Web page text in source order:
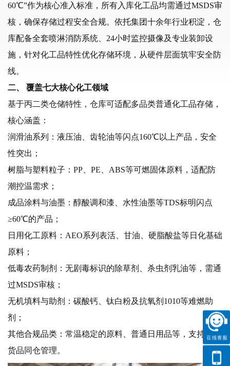
60℃”作为核心准入标准，所有入库化工品均需通过MSDS审
核，确保存储过程安全合规。依托集团十余年行业积淀，仓
库配备全套喷淋消防系统、24小时监控摄像及专业装卸设
施，针对化工品特性优化存储环境，从硬件层面筑牢安全防
线。
二、
覆盖七大核心化工领域
基于丙二类仓储特性，仓库可适配多品类普通化工品存储，
核心涵盖：
润滑油系列：液压油、齿轮油等闪点160℃以上产品，安全
性突出；
树脂与塑料粒子： PP、PE、ABS等可燃固体原料，适配防
潮控温需求；
成品涂料与油墨：醇酸调和漆、水性油墨等TDS标明闪点
≥60℃的产品；
日用化工原料： AEO系列表活、甘油、硬脂酸盐等日化基础
原料；
低毒农药制剂：无剧毒标识的除草剂、杀虫剂乳油等，需通
过MSDS审核；
无机填料与助剂：碳酸钙、钛白粉及抗氧剂 1010等难燃助
剂；
其他合规品类：常温稳定的原料、普通日用品等，支持多元
货品同仓管理。